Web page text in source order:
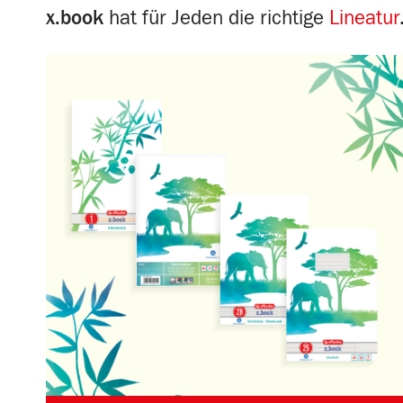
x.bookhat für Jeden die richtige Lineatur